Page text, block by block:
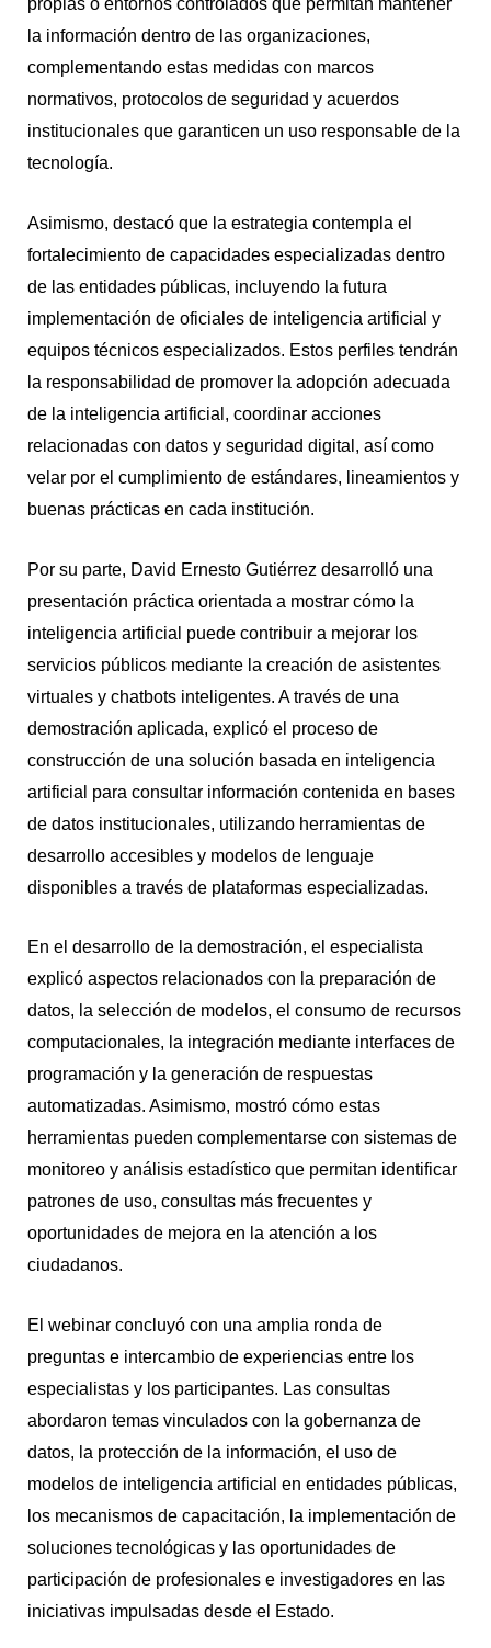
propias o entornos controlados que permitan mantener
la información dentro de las organizaciones,
complementando estas medidas con marcos
normativos, protocolos de seguridad y acuerdos
institucionales que garanticen un uso responsable de la
tecnología.
Asimismo, destacó que la estrategia contempla el
fortalecimiento de capacidades especializadas dentro
de las entidades públicas, incluyendo la futura
implementación de oficiales de inteligencia artificial y
equipos técnicos especializados. Estos perfiles tendrán
la responsabilidad de promover la adopción adecuada
de la inteligencia artificial, coordinar acciones
relacionadas con datos y seguridad digital, así como
velar por el cumplimiento de estándares, lineamientos y
buenas prácticas en cada institución.
Por su parte, David Ernesto Gutiérrez desarrolló una
presentación práctica orientada a mostrar cómo la
inteligencia artificial puede contribuir a mejorar los
servicios públicos mediante la creación de asistentes
virtuales y chatbots inteligentes. A través de una
demostración aplicada, explicó el proceso de
construcción de una solución basada en inteligencia
artificial para consultar información contenida en bases
de datos institucionales, utilizando herramientas de
desarrollo accesibles y modelos de lenguaje
disponibles a través de plataformas especializadas.
En el desarrollo de la demostración, el especialista
explicó aspectos relacionados con la preparación de
datos, la selección de modelos, el consumo de recursos
computacionales, la integración mediante interfaces de
programación y la generación de respuestas
automatizadas. Asimismo, mostró cómo estas
herramientas pueden complementarse con sistemas de
monitoreo y análisis estadístico que permitan identificar
patrones de uso, consultas más frecuentes y
oportunidades de mejora en la atención a los
ciudadanos.
El webinar concluyó con una amplia ronda de
preguntas e intercambio de experiencias entre los
especialistas y los participantes. Las consultas
abordaron temas vinculados con la gobernanza de
datos, la protección de la información, el uso de
modelos de inteligencia artificial en entidades públicas,
los mecanismos de capacitación, la implementación de
soluciones tecnológicas y las oportunidades de
participación de profesionales e investigadores en las
iniciativas impulsadas desde el Estado.